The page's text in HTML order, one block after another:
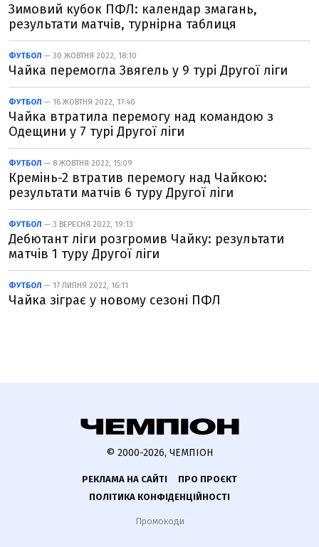
Зимовий кубок ПФЛ: календар змагань,
результати матчів, турнірна таблиця
ФУТБОЛ — 30 ЖОВТНЯ 2022, 18:10
Чайка перемогла Звягель у 9 турі Другої ліги
ФУТБОЛ — 16 ЖОВТНЯ 2022, 17:40
Чайка втратила перемогу над командою з
Одещини у 7 турі Другої ліги
ФУТБОЛ — 8 ЖОВТНЯ 2022, 15:09
Кремінь-2 втратив перемогу над Чайкою:
результати матчів 6 туру Другої ліги
ФУТБОЛ — 3 ВЕРЕСНЯ 2022, 19:13
Дебютант ліги розгромив Чайку: результати
матчів 1 туру Другої ліги
ФУТБОЛ — 17 ЛИПНЯ 2022, 16:11
Чайка зіграє у новому сезоні ПФЛ
© 2000-2026, ЧЕМПІОН
РЕКЛАМА НА САЙТІ
ПРО ПРОЄКТ
ПОЛІТИКА КОНФІДЕНЦІЙНОСТІ
Промокоди